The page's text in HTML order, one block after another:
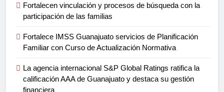
Fortalecen vinculación y procesos de búsqueda con la
participación de las familias
Fortalece IMSS Guanajuato servicios de Planificación
Familiar con Curso de Actualización Normativa
La agencia internacional S&P Global Ratings ratifica la
calificación AAA de Guanajuato y destaca su gestión
financiera